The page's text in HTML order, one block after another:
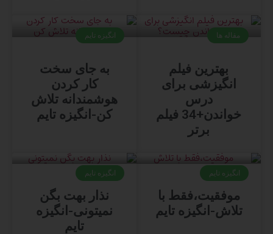
مقاله ها
بهترین فیلم
انگیزشی برای
درس
خواندن+34 فیلم
برتر
انگیزه تایم
به جای سخت
کار کردن
هوشمندانه تلاش
کن-انگیزه تایم
انگیزه تایم
موفقیت،فقط با
تلاش-انگیزه تایم
انگیزه تایم
نذار بهت بگن
نمیتونی-انگیزه
تایم